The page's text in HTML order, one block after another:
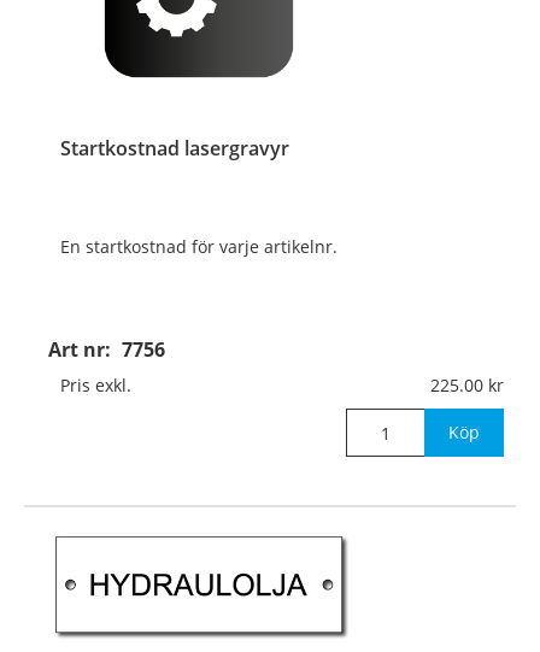
Startkostnad lasergravyr
Art nr: 7756
En startkostnad för varje artikelnr.
Pris exkl. 225.00
Köp